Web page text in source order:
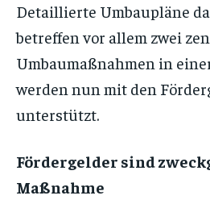
Detaillierte Umbaupläne
betreffen vor allem zwei
Umbaumaßnahmen in
werden nun mit den
unterstützt.
Fördergelder sind
Maßnahme